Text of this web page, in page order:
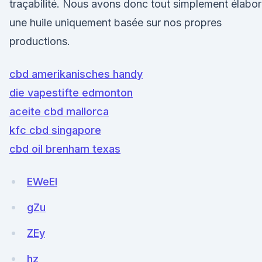
traçabilité. Nous avons donc tout simplement
une huile uniquement basée sur nos propres
productions.
cbd amerikanisches handy
die vapestifte edmonton
aceite cbd mallorca
kfc cbd singapore
cbd oil brenham texas
EWeEI
gZu
ZEy
hz